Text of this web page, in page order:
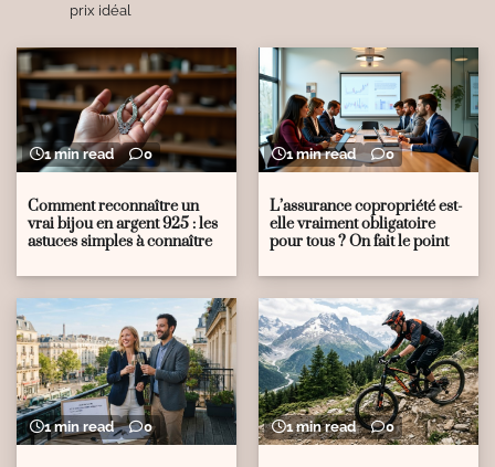
prix idéal
1 min read 0
Comment reconnaître un
vrai bijou en argent 925 : les
astuces simples à connaître
1 min read 0
L’assurance copropriété est-
elle vraiment obligatoire
pour tous ? On fait le point
1 min read 0 1 min read 0